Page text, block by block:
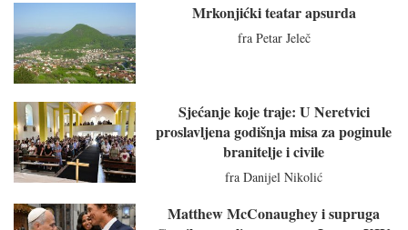
Mrkonjićki teatar apsurda
fra Petar Jeleč
Sjećanje koje traje: U Neretvici
proslavljena godišnja misa za poginule
branitelje i civile
fra Danijel Nikolić
Matthew McConaughey i supruga